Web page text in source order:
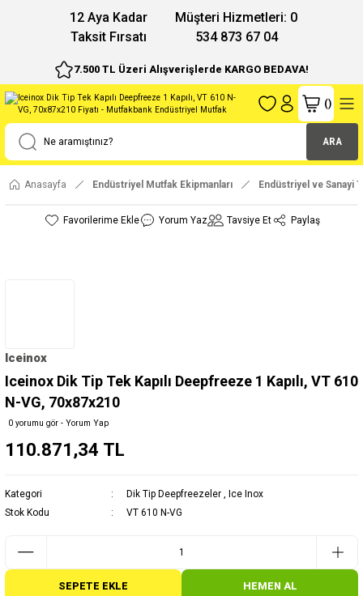
12 Aya Kadar
Taksit Fırsatı
Müşteri Hizmetleri: 0
534 873 67 04
7.500 TL Üzeri Alışverişlerde KARGO BEDAVA!
ARA
()
Anasayfa Endüstriyel Mutfak Ekipmanları Endüstriyel ve Sanayi
Yorum Yaz Tavsiye Et Paylaş
Iceinox
Iceinox Dik Tip Tek Kapılı Deepfreeze 1 Kapılı, VT 610
N-VG, 70x87x210
0 yorumu gör - Yorum Yap
110.871,34 TL
Kategori Dik Tip Deepfreezeler
Ice Inox
Stok Kodu
VT 610 N-VG
SEPETE EKLE HEMEN AL